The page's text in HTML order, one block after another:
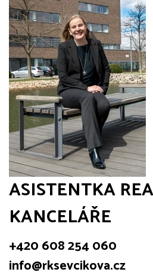
ASISTENTKA
KANCELÁŘE
+420 608 254 060
info@rksevcikova.cz